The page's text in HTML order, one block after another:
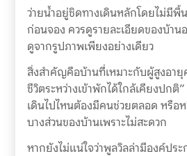
ว่ายน้ำอยู่ชิดทางเดินหลักโดยไม่มี
ก่อนจอง ควรดูรายละเอียดของบ้าน
ดูจากรูปภาพเพียงอย่างเดียว
สิ่งสำคัญคือบ้านที่เหมาะกับผู้สูงอายุ
ชีวิตระหว่างเข้าพักได้ใกล้เคียงปกติ
เดินไปไหนต้องมีคนช่วยตลอด หรือ
บางส่วนของบ้านเพราะไม่สะดวก
หากยังไม่แน่ใจว่าพูลวิลล่ามีองค์ประ